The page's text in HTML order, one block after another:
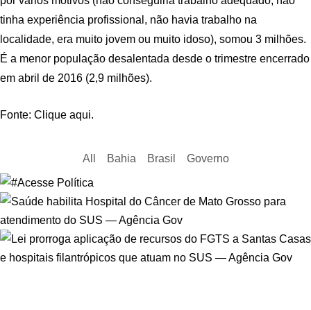
tinha experiência profissional, não havia trabalho na
localidade, era muito jovem ou muito idoso), somou 3 milhões.
É a menor população desalentada desde o trimestre encerrado
em abril de 2016 (2,9 milhões).
Fonte: Clique aqui.
All Bahia Brasil Governo